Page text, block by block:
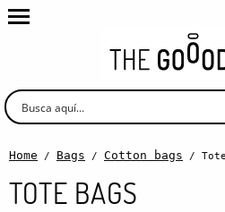
Home / Bags / Cotton bags /
TOTE BAGS